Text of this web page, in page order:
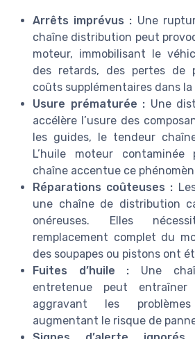
Arrêts imprévus : Une
chaîne distribution peut
moteur, immobilisant le
des retards, des pertes de
coûts supplémentaires dans
Usure prématurée : Une
accélère l’usure des
les guides, le tendeur
L’huile moteur
chaîne accentue ce
Réparations coûteuses :
une chaîne de distribution
onéreuses. Elles
remplacement complet du
des soupapes ou pistons ont
Fuites d’huile : Une
entretenue peut
aggravant les
augmentant le risque de